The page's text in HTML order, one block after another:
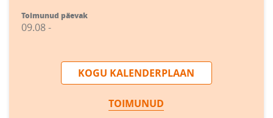
Toimunud päevak
09.08 -
KOGU KALENDERPLAAN
TOIMUNUD